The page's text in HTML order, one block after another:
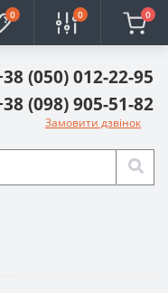
0 0 0
(050) 012-22-95
(098) 905-51-82
Замовити дзвінок